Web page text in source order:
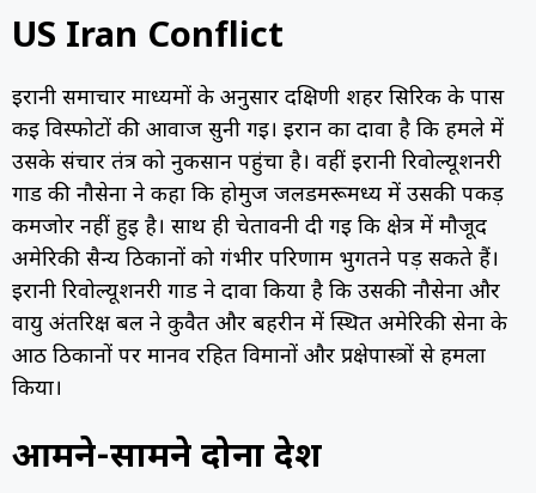
US Iran Conflict
ईरानी समाचार माध्यमों के अनुसार दक्षिणी शहर सिरिक के पास
कई विस्फोटों की आवाज सुनी गई। ईरान का दावा है कि हमले में
उसके संचार तंत्र को नुकसान पहुंचा है। वहीं ईरानी रिवोल्यूशनरी
गार्ड की नौसेना ने कहा कि होर्मुज जलडमरूमध्य में उसकी पकड़
कमजोर नहीं हुई है। साथ ही चेतावनी दी गई कि क्षेत्र में मौजूद
अमेरिकी सैन्य ठिकानों को गंभीर परिणाम भुगतने पड़ सकते हैं।
ईरानी रिवोल्यूशनरी गार्ड ने दावा किया है कि उसकी नौसेना और
वायु अंतरिक्ष बल ने कुवैत और बहरीन में स्थित अमेरिकी सेना के
आठ ठिकानों पर मानव रहित विमानों और प्रक्षेपास्त्रों से हमला
किया।
आमने-सामने दोनों देश